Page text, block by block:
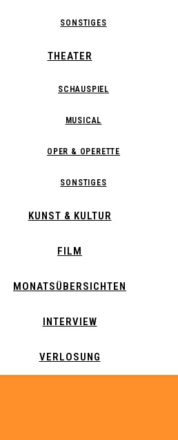
SONSTIGES
THEATER
SCHAUSPIEL
MUSICAL
OPER & OPERETTE
SONSTIGES
KUNST & KULTUR
FILM
MONATSÜBERSICHTEN
INTERVIEW
VERLOSUNG